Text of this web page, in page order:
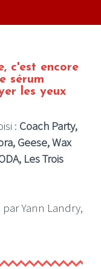
c'est encore
sérum
les yeux
: Coach Party,
Geese, Wax
Les Trois
Yann Landry,